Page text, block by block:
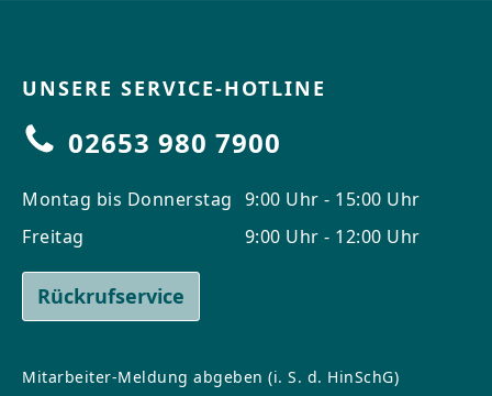
UNSERE SERVICE-HOTLINE
02653 980 7900
Montag bis Donnerstag
Freitag
9:00 Uhr - 15:00 Uhr
9:00 Uhr - 12:00 Uhr
Rückrufservice
Mitarbeiter-Meldung abgeben (i. S. d. HinSchG)